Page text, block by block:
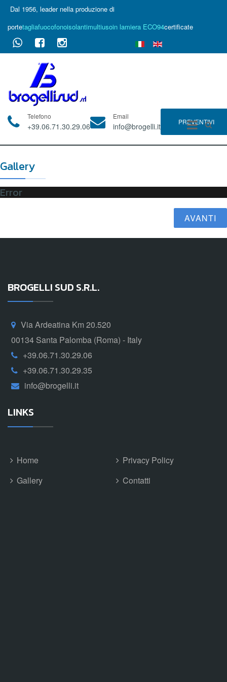
Dal 1956, leader nella produzione di
portetagliafuocofonoisolantimultiusoin lamiera ECO94certificate
Telefono
+39.06.71.30.29.06
Email
info@brogelli.it PREVENTIVI
Gallery
Error
AVANTI
BROGELLI SUD S.R.L.
Via Ardeatina Km 20.520
00134 Santa Palomba (Roma) - Italy
+39.06.71.30.29.06
+39.06.71.30.29.35
info@brogelli.it
LINKS
Home
Privacy Policy
Gallery
Contatti